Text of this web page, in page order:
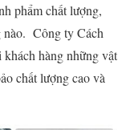
phẩm chất lượng,
nào. Công ty Cách
hàng những vật
chất lượng cao và